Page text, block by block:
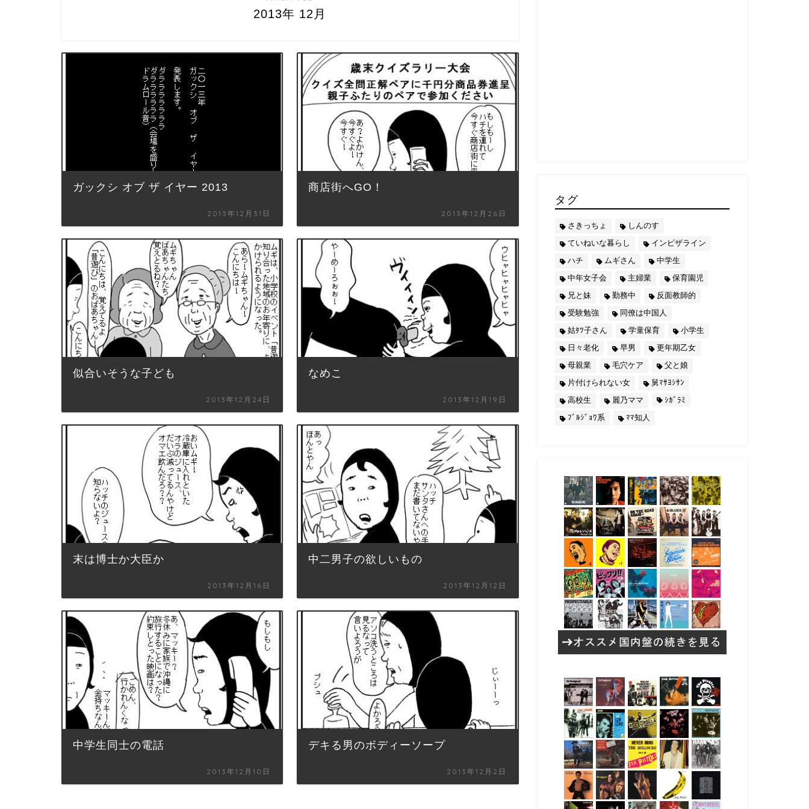
2013年 12月
ガックシ オブ ザ イヤー 2013
2013年12月31日
商店街へGO！
2013年12月26日
似合いそうな子ども
2013年12月24日
なめこ
2013年12月19日
末は博士か大臣か
2013年12月16日
中二男子の欲しいもの
2013年12月12日
中学生同士の電話
2013年12月10日
デキる男のボディーソープ
2013年12月2日
タグ
さきっちょ
しんのす
ていねいな暮らし
インビザライン
ハチ
ムギさん
中学生
中年女子会
主婦業
保育園児
兄と妹
勤務中
反面教師的
受験勉強
同僚は中国人
姑ﾀﾂ子さん
学童保育
小学生
日々老化
早男
更年期乙女
母親業
毛穴ケア
父と娘
片付けられない女
舅ﾏｻﾖｼｻﾝ
高校生
麗乃ママ
ｼｶﾞﾗﾐ
ﾌﾞﾙｼﾞｮﾜ系
ﾏﾏ知人